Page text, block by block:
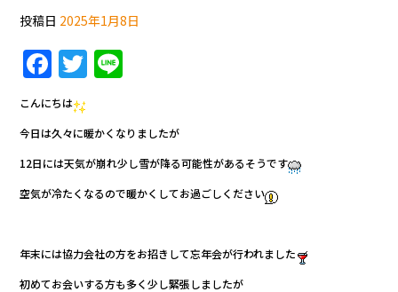
投稿日 2025年1月8日
F
a
c
e
b
o
k
T
w
itt
er
e
こんにちは
今日は久々に暖かくなりましたが
12日には天気が崩れ少し雪が降る可能性があるそうです
空気が冷たくなるので暖かくしてお過ごしください
年末には協力会社の方をお招きして忘年会が行われました
初めてお会いする方も多く少し緊張しましたが